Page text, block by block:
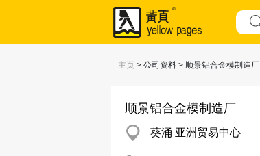
主页 > 公司资料 > 顺景铝合金模制造厂
顺景铝合金模制造厂
葵涌 亚洲贸易中心